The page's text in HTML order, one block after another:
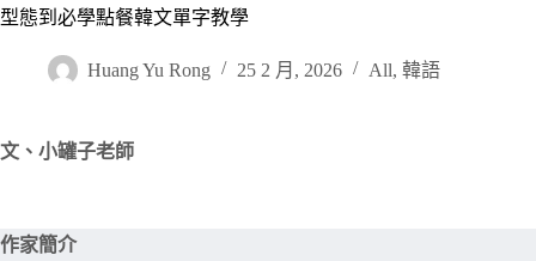
型態到必學點餐韓文單字教學
Huang Yu Rong 25 2 月, 2026 All, 韓語
文、 小罐子老師
作家簡介